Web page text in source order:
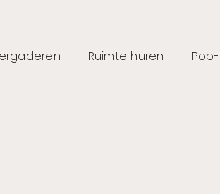
Ruimte huren